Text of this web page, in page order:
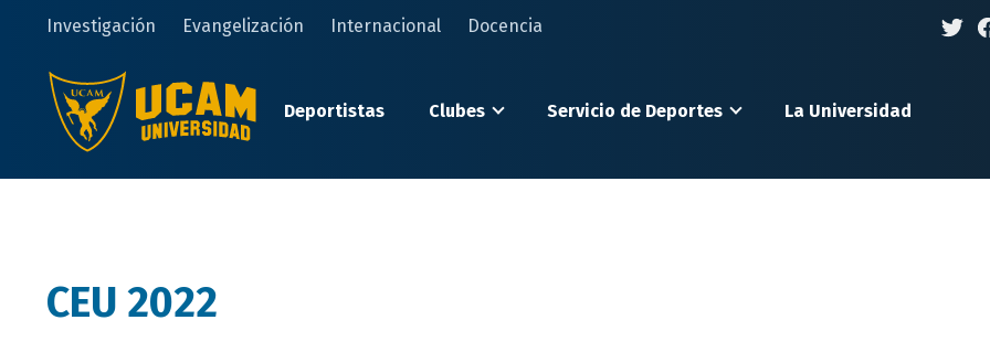
principal
Investigación Evangelización Internacional Docencia
Deportistas Clubes Servicio de Deportes La Universidad
CEU 2022